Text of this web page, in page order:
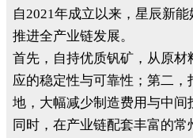
自2021年成立以来，星辰新
推进全产业链发展。
首先，自持优质钒矿，从原
应的稳定性与可靠性；第二
地，大幅减少制造费用与中间
同时，在产业链配套丰富的